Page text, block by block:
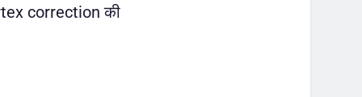
correction की